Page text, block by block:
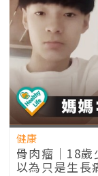
健康
骨肉瘤｜18歲
以為只是生長